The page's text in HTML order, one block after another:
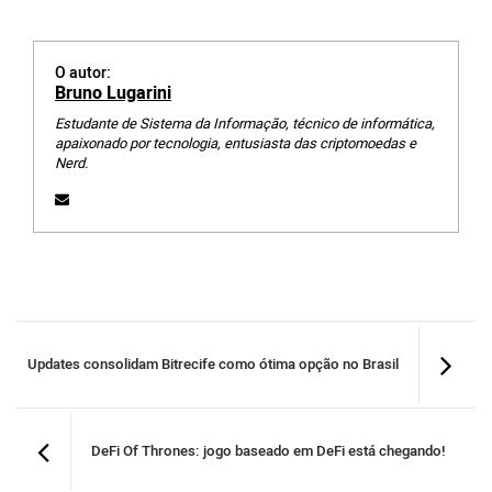
O autor:
Bruno Lugarini
Estudante de Sistema da Informação, técnico de informática,
apaixonado por tecnologia, entusiasta das criptomoedas e
Nerd.
Updates consolidam Bitrecife como ótima opção no Brasil
DeFi Of Thrones: jogo baseado em DeFi está chegando!